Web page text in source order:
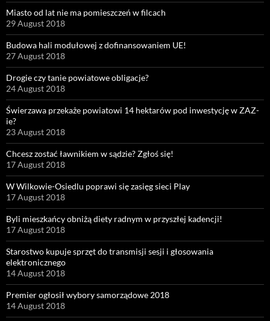
Miasto od lat nie ma pomieszczeń w filcach
29 August 2018
Budowa hali modułowej z dofinansowaniem UE!
27 August 2018
Drogie czy tanie powiatowe obligacje?
24 August 2018
Świerzawa przekaże powiatowi 14 hektarów pod inwestycję w ZAZ-
ie?
23 August 2018
Chcesz zostać ławnikiem w sądzie? Zgłoś się!
17 August 2018
W Wilkowie-Osiedlu poprawi się zasięg sieci Play
17 August 2018
Byli mieszkańcy obniżą diety radnym w przyszłej kadencji!
17 August 2018
Starostwo kupuje sprzęt do transmisji sesji i głosowania
elektronicznego
14 August 2018
Premier ogłosił wybory samorządowe 2018
14 August 2018